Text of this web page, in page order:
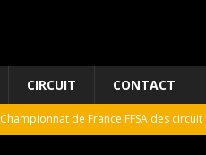
CIRCUIT CONTACT
Championnat de France FFSA des